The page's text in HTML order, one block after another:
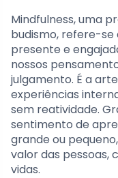
Mindfulness, uma
budismo, refere-
presente e
nossos
julgamento. É a
experiências
sem reatividade.
sentimento de
grande ou
valor das pessoas,
vidas.